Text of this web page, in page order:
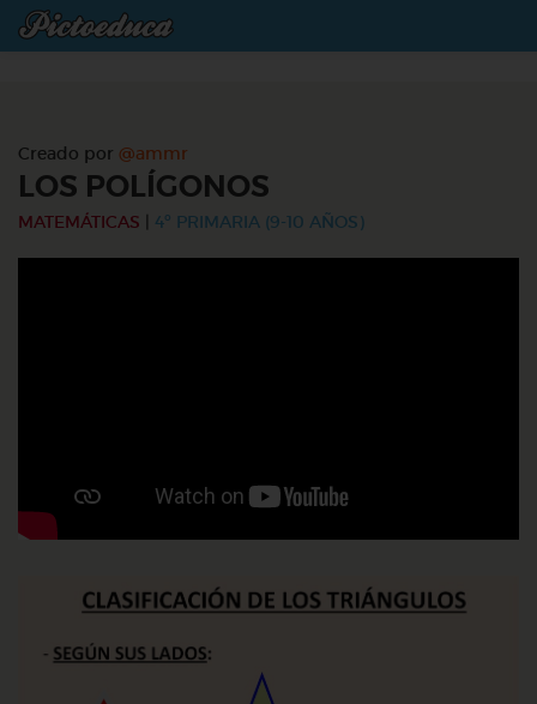
Creado por @ammr
LOS POLÍGONOS
MATEMÁTICAS 4º PRIMARIA (9-10 AÑOS)